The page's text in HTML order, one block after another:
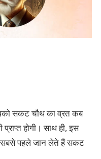
सकट चौथ का व्रत कब
होगी। साथ ही, इस
सबसे पहले जान लेते हैं सकट